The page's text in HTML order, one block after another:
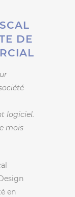
DE
logiciel.
mois
en